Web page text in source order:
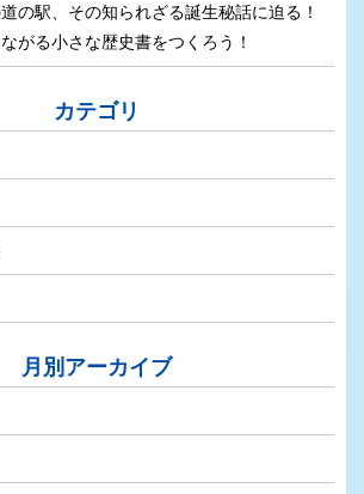
の駅、その知られざる誕生秘話に迫る！
がる小さな歴史書をつくろう！
カテゴリ
月別アーカイブ